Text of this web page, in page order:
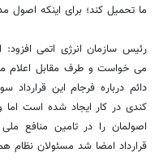
ما تحمیل کند؛ برای اینکه
رئیس سازمان انرژی اتمی افزود:
می خواست و طرف مقابل اعلام
دائم درباره فرجام این
کندی در کار ایجاد شده است اما
اصولمان را در تامین منافع
قرارداد امضا شد مسئولان